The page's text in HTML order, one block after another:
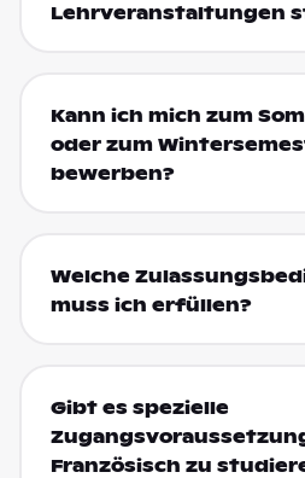
Lehrveranstaltungen
Kann ich mich zum
oder zum
bewerben?
Welche
muss ich erfüllen?
Gibt es spezielle
Französisch zu